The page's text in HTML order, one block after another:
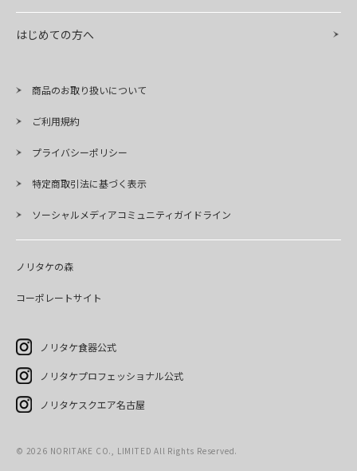
はじめての方へ
商品のお取り扱いについて
ご利用規約
プライバシーポリシー
特定商取引法に基づく表示
ソーシャルメディアコミュニティガイドライン
ノリタケの森
コーポレートサイト
ノリタケ食器公式
ノリタケプロフェッショナル公式
ノリタケスクエア名古屋
© 2026 NORITAKE CO., LIMITED All Rights Reserved.